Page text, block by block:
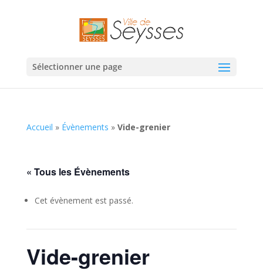
Sélectionner une page
Accueil » Évènements » Vide-grenier
« Tous les Évènements
Cet évènement est passé.
Vide-grenier